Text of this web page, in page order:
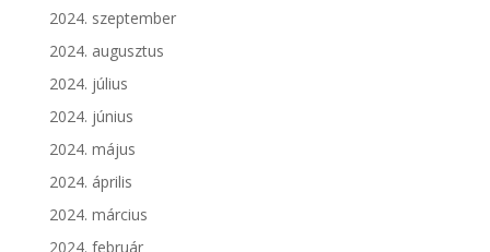
2024. szeptember
2024. augusztus
2024. július
2024. június
2024. május
2024. április
2024. március
2024. február